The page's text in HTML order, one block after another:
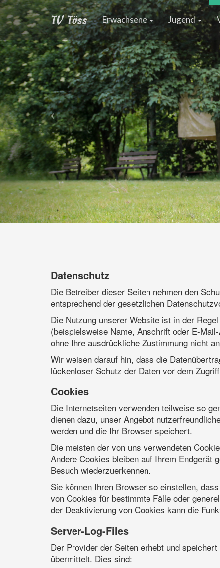
TV Töss Erwachsene Jugend
Datenschutz
Die Betreiber dieser Seiten nehmen den
entsprechend der gesetzlichen
Die Nutzung unserer Website ist in der
(beispielsweise Name, Anschrift oder E-
ohne Ihre ausdrückliche Zustimmung nicht
Wir weisen darauf hin, dass die
lückenloser Schutz der Daten vor dem
Cookies
Die Internetseiten verwenden teilweise so
dienen dazu, unser Angebot
werden und die Ihr Browser speichert.
Die meisten der von uns verwendeten
Andere Cookies bleiben auf Ihrem Endgerät
Besuch wiederzuerkennen.
Sie können Ihren Browser so einstellen,
von Cookies für bestimmte Fälle oder
der Deaktivierung von Cookies kann die
Server-Log-Files
Der Provider der Seiten erhebt und
übermittelt. Dies sind: